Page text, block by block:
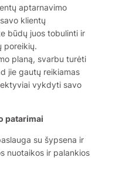
aptarnavimo
klientų
būdų juos tobulinti ir
poreikių.
planą, svarbu turėti
jie gautų reikiamas
vykdyti savo
patarimai
su šypsena ir
nuotaikos ir palankios